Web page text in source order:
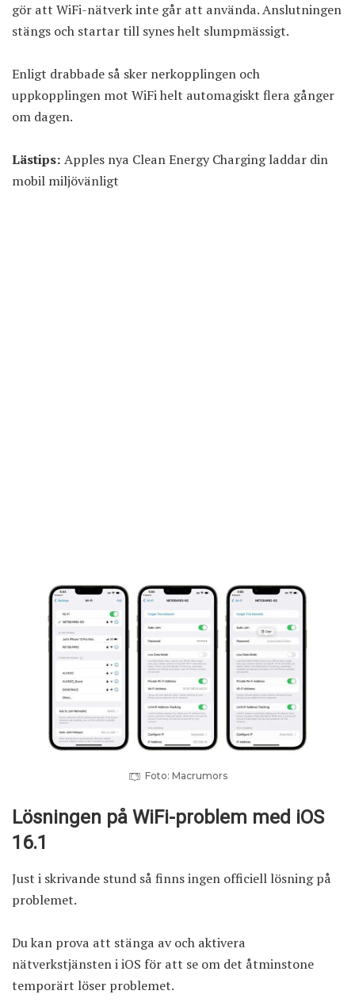
gör att WiFi-nätverk inte går att använda. Anslutningen
stängs och startar till synes helt slumpmässigt.
Enligt drabbade så sker nerkopplingen och
uppkopplingen mot WiFi helt automagiskt flera gånger
om dagen.
Lästips: Apples nya Clean Energy Charging laddar din
mobil miljövänligt
Foto: Macrumors
Lösningen på WiFi-problem med iOS
16.1
Just i skrivande stund så finns ingen officiell lösning på
problemet.
Du kan prova att stänga av och aktivera
nätverkstjänsten i iOS för att se om det åtminstone
temporärt löser problemet.